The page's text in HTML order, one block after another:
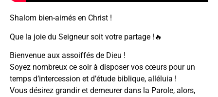
Shalom bien-aimés en Christ !
Que la joie du Seigneur soit votre partage !🔥
Bienvenue aux assoiffés de Dieu !
Soyez nombreux ce soir à disposer vos cœurs pour un
temps d’intercession et d’étude biblique, alléluia !
Vous désirez grandir et demeurer dans la Parole, alors,